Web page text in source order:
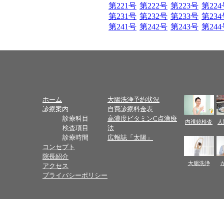
第221号 第222号 第223号 第224
第231号 第232号 第233号 第234
第241号 第242号 第243号 第244
ホーム
診療案内
診療科目
検査項目
診療時間
コンセプト
院長紹介
アクセス
プライバシーポリシー
大腸洗浄予約状況
自費診療料金表
高濃度ビタミンC点滴療
法
広報誌「太陽」
内視鏡検査
大腸洗浄